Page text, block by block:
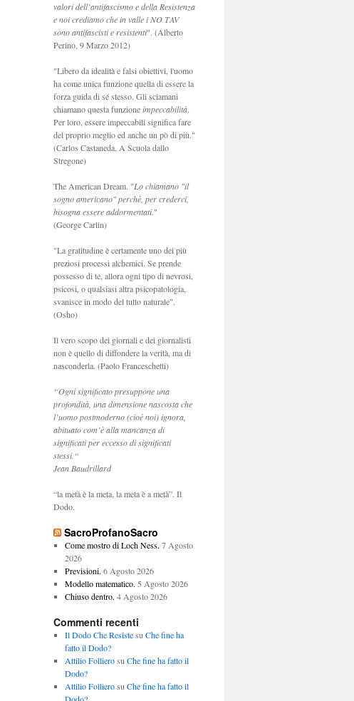
valori dell’antifascismo e della Resistenza
e noi crediamo che in valle i NO TAV
sono antifascisti e resistenti". (Alberto
Perino, 9 Marzo 2012)
"Libero da idealità e falsi obiettivi, l'uomo
ha come unica funzione quella di essere la
forza guida di sé stesso. Gli sciamani
chiamano questa funzioneimpeccabilità.
Per loro, essere impeccabili significa fare
del proprio meglio ed anche un pò di più."
(Carlos Castaneda, A Scuola dallo
Stregone)
The American Dream. "Lo chiamano "il
sogno americano" perchè, per crederci,
bisogna essere addormentati."
(George Carlin)
"La gratitudine è certamente uno dei più
preziosi processi alchemici. Se prende
possesso di te, allora ogni tipo di nevrosi,
psicosi, o qualsiasi altra psicopatologia,
svanisce in modo del tutto naturale".
(Osho)
Il vero scopo dei giornali e dei giornalisti
non è quello di diffondere la verità, ma di
nasconderla. (Paolo Franceschetti)
“Ogni significato presuppone una
profondità, una dimensione nascosta che
l’uomo postmoderno (cioè noi) ignora,
abituato com’è alla mancanza di
significati per eccesso di significati
stessi.“
Jean Baudrillard
“la metà è la meta, la meta è a metà”. Il
Dodo.
SacroProfanoSacro
Come mostro di Loch Ness. 7 Agosto
2026
Previsioni. 6 Agosto 2026
Modello matematico. 5 Agosto 2026
Chiuso dentro. 4 Agosto 2026
Commenti recenti
Il Dodo Che Resistesu Che fine ha
fatto il Dodo?
Attilio Follierosu Che fine ha fatto il
Dodo?
Attilio Follierosu Che fine ha fatto il